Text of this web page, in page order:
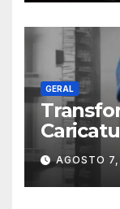
GERAL
Digital
AGOSTO